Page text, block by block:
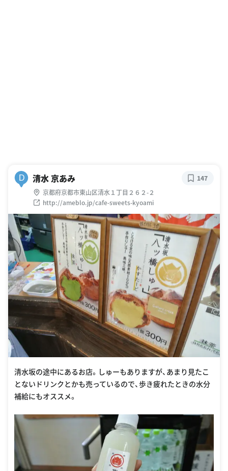
D 清水 京あみ
京都府京都市東山区清水１丁目２６２-２
http://ameblo.jp/cafe-sweets-kyoami
147
清水坂の途中にあるお店。しゅーもありますが、あまり見たこ
とないドリンクとかも売っているので、歩き疲れたときの水分
補給にもオススメ。